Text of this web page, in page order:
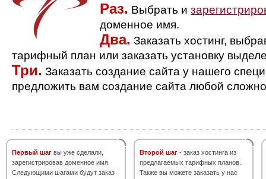
Раз. Выбрать и
доменное имя.
Два. Заказать хостинг,
тарифный план или заказать установку
Три. Заказать создание сайта у нашего
предложить вам создание сайта любой
Первый шаг вы уже сделали,
зарегистрировав доменное имя.
Следующими шагами будут заказ
Второй шаг - заказ хостинга из
предлагаемых тарифных планов.
Также вы можете заказать у нас